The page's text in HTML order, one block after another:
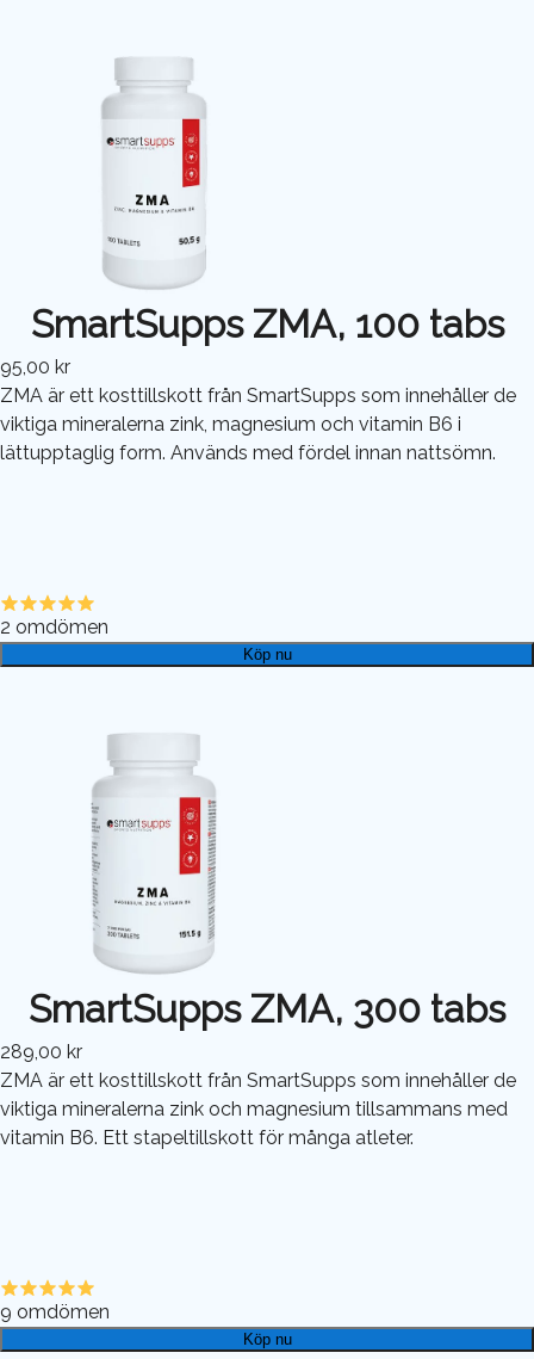
SmartSupps ZMA, 100 tabs
95,00 kr
ZMA är ett kosttillskott från SmartSupps som innehåller de
viktiga mineralerna zink, magnesium och vitamin B6 i
lättupptaglig form. Används med fördel innan nattsömn.
2 omdömen
Köp nu
SmartSupps ZMA, 300 tabs
289,00 kr
ZMA är ett kosttillskott från SmartSupps som innehåller de
viktiga mineralerna zink och magnesium tillsammans med
vitamin B6. Ett stapeltillskott för många atleter.
9 omdömen
Köp nu